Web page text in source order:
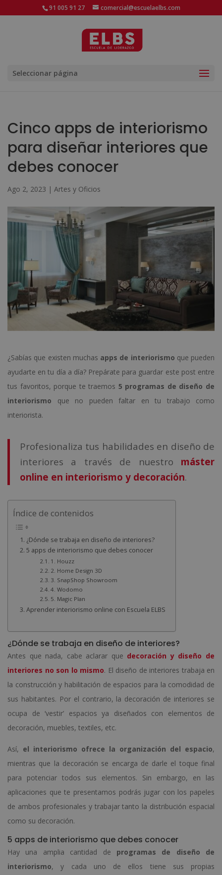
91 005 91 27 comercial@escuelaelbs.com
Seleccionar página
Cinco apps de interiorismo
para diseñar interiores que
debes conocer
Ago 2, 2023 | Artes y Oficios
¿Sabías que existen muchas apps de interiorismo que pueden
ayudarte en tu día a día? Prepárate para guardar este post entre
tus favoritos, porque te traemos 5 programas de diseño de
interiorismo que no pueden faltar en tu trabajo como
interiorista.
Profesionaliza tus habilidades en diseño de
interiores a través de nuestro máster
online en interiorismo y decoración.
Índice de contenidos
¿Dónde se trabaja en diseño de interiores?
5 apps de interiorismo que debes conocer
1. Houzz
2. Home Design 3D
3. SnapShop Showroom
4. Wodomo
5. Magic Plan
Aprender interiorismo online con Escuela ELBS
¿Dónde se trabaja en diseño de interiores?
Antes que nada, cabe aclarar que decoración y diseño de
interiores no son lo mismo. El diseño de interiores trabaja en
la construcción y habilitación de espacios para la comodidad de
sus habitantes. Por el contrario, la decoración de interiores se
ocupa de ‘vestir’ espacios ya diseñados con elementos de
decoración, muebles, textiles, etc.
Así, el interiorismo ofrece la organización del espacio,
mientras que la decoración se encarga de darle el toque final
para potenciar todos sus elementos. Sin embargo, en las
aplicaciones que te presentamos podrás jugar con los papeles
de ambos profesionales y trabajar tanto la distribución espacial
como su decoración.
5 apps de interiorismo que debes conocer
Hay una amplia cantidad de programas de diseño de
interiorismo, y cada uno de ellos tiene sus propias